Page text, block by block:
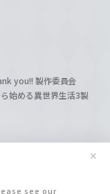
see our
✕
you!! 製作委員会
始める異世界生活3製